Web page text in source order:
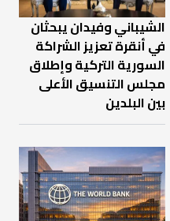
الشيباني وفيدان يبحثان
في أنقرة تعزيز الشراكة
السورية التركية وإطلاق
مجلس التنسيق الأعلى
بين البلدين